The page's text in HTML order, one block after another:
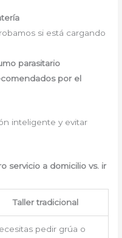
si está cargando
parasitario
por el
inteligente y evitar
servicio a domicilio vs. ir
Taller tradicional
pedir grúa o